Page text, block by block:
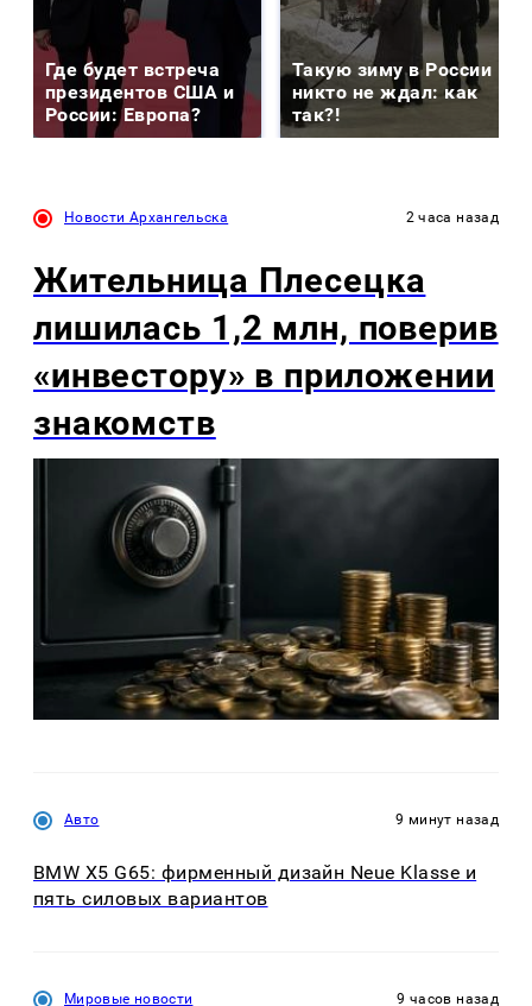
Где будет встреча
президентов США и
России: Европа?
Такую зиму в России
никто не ждал: как
так?!
Новости Архангельска 2 часа назад
Жительница Плесецка
лишилась 1,2 млн, поверив
«инвестору» в приложении
знакомств
Авто 9 минут назад
BMW X5 G65: фирменный дизайн Neue Klasse и
пять силовых вариантов
Мировые новости 9 часов назад